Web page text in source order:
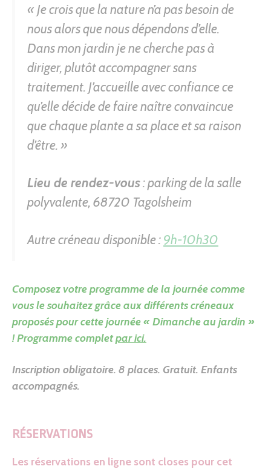
« Je crois que la nature n’a pas besoin de
nous alors que nous dépendons d’elle.
Dans mon jardin je ne cherche pas à
diriger, plutôt accompagner sans
traitement. J’accueille avec confiance ce
qu’elle décide de faire naître convaincue
que chaque plante a sa place et sa raison
d’être. »
Lieu de rendez-vous: parking de la salle
polyvalente, 68720 Tagolsheim
Autre créneau disponible :9h-10h30
Composez votre programme de la journée comme
vous le souhaitez grâce aux différents créneaux
proposés pour cette journée « Dimanche au jardin »
! Programme completpar ici.
Inscription obligatoire. 8 places. Gratuit. Enfants
accompagnés.
RÉSERVATIONS
Les réservations en ligne sont closes pour cet